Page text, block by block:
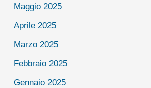
Maggio 2025
Aprile 2025
Marzo 2025
Febbraio 2025
Gennaio 2025